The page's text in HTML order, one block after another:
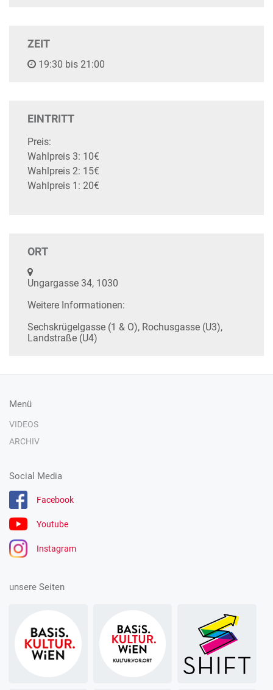
ZEIT
19:30 bis 21:00
EINTRITT
Preis:
Wahlpreis 3: 10€
Wahlpreis 2: 15€
Wahlpreis 1: 20€
ORT
Ungargasse 34, 1030
Weitere Informationen:
Sechskrügelgasse (1 & O), Rochusgasse (U3),
Landstraße (U4)
Menü
VIDEOS
ARCHIV
Social Media
Facebook
Youtube
Instagram
unsere Seiten